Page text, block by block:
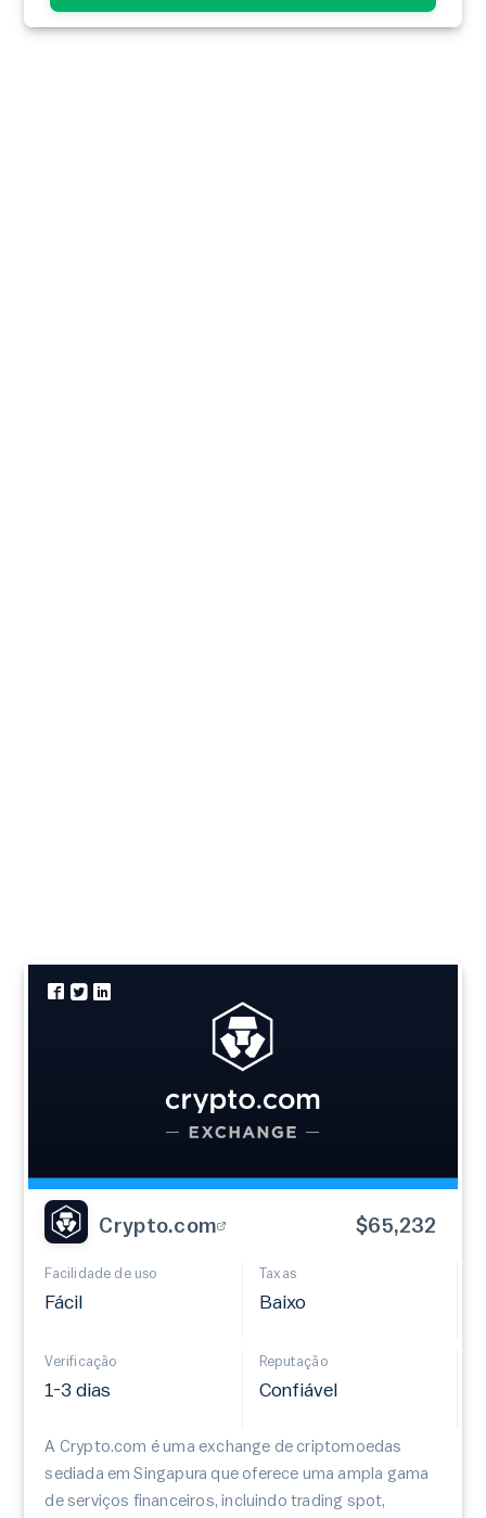
Crypto.com $65,232
Facilidade de uso
Fácil
Taxas
Baixo
Verificação
1-3 dias
Reputação
Confiável
A Crypto.com é uma exchange de criptomoedas
sediada em Singapura que oferece uma ampla gama
de serviços financeiros, incluindo trading spot,